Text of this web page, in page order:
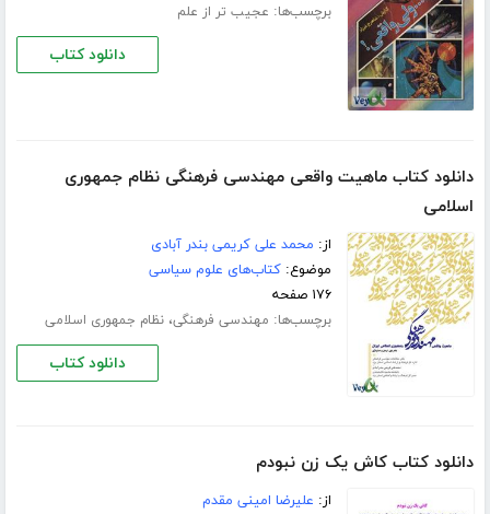
برچسب‌ها: عجیب تر از علم
دانلود کتاب
دانلود کتاب ماهیت واقعی مهندسی فرهنگی نظام جمهوری
اسلامی
از: محمد علی کریمی بندر آبادی
موضوع:کتاب‌های علوم سیاسی
۱۷۶ صفحه
برچسب‌ها: مهندسی فرهنگی،نظام جمهوری اسلامی
دانلود کتاب
دانلود کتاب کاش یک زن نبودم
از: علیرضا امینی مقدم